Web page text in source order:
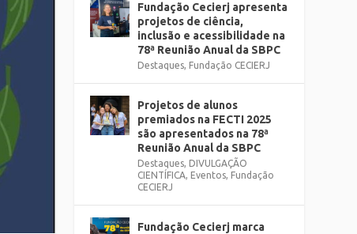
Fundação Cecierj apresenta
projetos de ciência,
inclusão e acessibilidade na
78ª Reunião Anual da SBPC
Destaques, Fundação CECIERJ
Projetos de alunos
premiados na FECTI 2025
são apresentados na 78ª
Reunião Anual da SBPC
Destaques, DIVULGAÇÃO
CIENTÍFICA, Eventos, Fundação
CECIERJ
Fundação Cecierj marca